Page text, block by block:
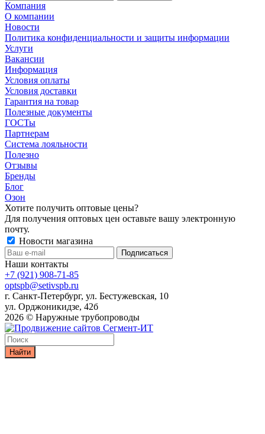
Компания
О компании
Новости
Политика конфиденциальности и защиты информации
Услуги
Вакансии
Информация
Условия оплаты
Условия доставки
Гарантия на товар
Полезные документы
ГОСТы
Партнерам
Система лояльности
Полезно
Отзывы
Бренды
Блог
Озон
Хотите получить оптовые цены?
Для получения оптовых цен оставьте вашу электронную
почту.
Новости магазина
Наши контакты
+7 (921) 908-71-85
optspb@setivspb.ru
г. Санкт-Петербург, ул. Бестужевская, 10
ул. Орджоникидзе, 42б
2026 © Наружные трубопроводы
Найти